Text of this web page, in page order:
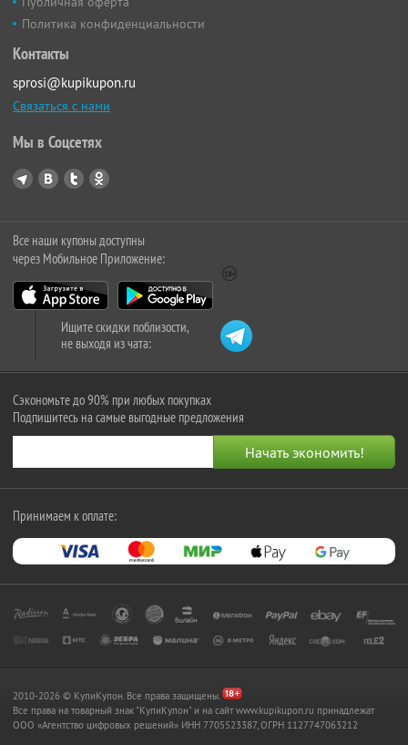
Политика конфиденциальности
Контакты
sprosi@kupikupon.ru
Связаться с нами
Мы в Соцсетях
Все наши купоны доступны
через Мобильное Приложение:
Ищите скидки поблизости,
не выходя из чата:
Сэкономьте до 90% при любых покупках
Подпишитесь на самые выгодные предложения
Принимаем к оплате:
2010-2026 © КупиКупон. Все права защищены.
Все права на товарный знак "КупиКупон" и на сайт www.kupikupon.ru принадлежат
OOO «Агентство цифровых решений» ИНН 7705523387, ОГРН 1127747063212